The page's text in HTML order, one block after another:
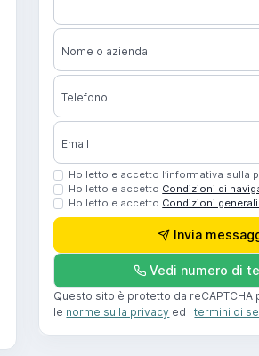
Nome o azienda
Telefono
Email
Ho letto e accetto l’informativa sulla
Ho letto e accetto Condizioni di
Ho letto e accetto Condizioni
Invia
Vedi numero di
Questo sito è protetto da reCAPTCHA
le norme sulla privacy ed itermini di